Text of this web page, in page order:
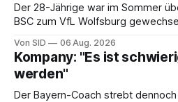
Der 28-Jährige war im Sommer
BSC zum VfL Wolfsburg
Von SID 06 Aug. 2026
Kompany: "Es ist
werden"
Der Bayern-Coach strebt